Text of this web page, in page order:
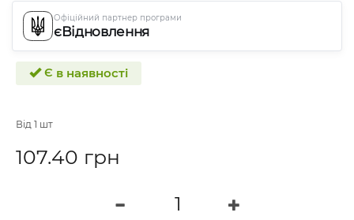
Офіційний партнер програми
єВідновлення
Є в наявності
Від 1 шт
107.40 грн